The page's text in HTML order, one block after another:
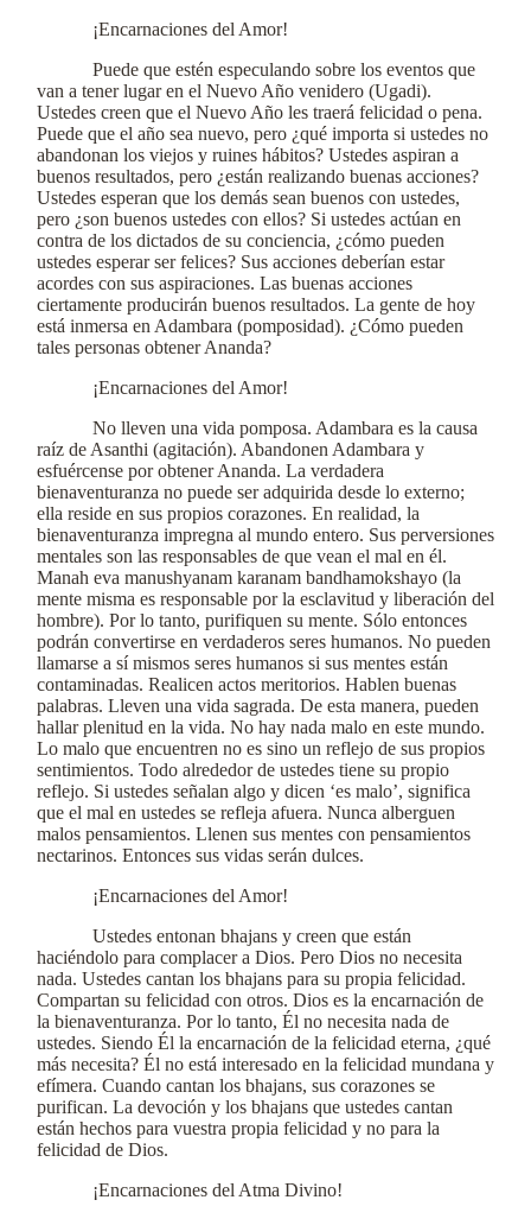
¡Encarnaciones del Amor!
Puede que estén especulando sobre los eventos que
van a tener lugar en el Nuevo Año venidero (Ugadi).
Ustedes creen que el Nuevo Año les traerá felicidad o pena.
Puede que el año sea nuevo, pero ¿qué importa si ustedes no
abandonan los viejos y ruines hábitos? Ustedes aspiran a
buenos resultados, pero ¿están realizando buenas acciones?
Ustedes esperan que los demás sean buenos con ustedes,
pero ¿son buenos ustedes con ellos? Si ustedes actúan en
contra de los dictados de su conciencia, ¿cómo pueden
ustedes esperar ser felices? Sus acciones deberían estar
acordes con sus aspiraciones. Las buenas acciones
ciertamente producirán buenos resultados. La gente de hoy
está inmersa en Adambara (pomposidad). ¿Cómo pueden
tales personas obtener Ananda?
¡Encarnaciones del Amor!
No lleven una vida pomposa. Adambara es la causa
raíz de Asanthi (agitación). Abandonen Adambara y
esfuércense por obtener Ananda. La verdadera
bienaventuranza no puede ser adquirida desde lo externo;
ella reside en sus propios corazones. En realidad, la
bienaventuranza impregna al mundo entero. Sus perversiones
mentales son las responsables de que vean el mal en él.
Manah eva manushyanam karanam bandhamokshayo (la
mente misma es responsable por la esclavitud y liberación del
hombre). Por lo tanto, purifiquen su mente. Sólo entonces
podrán convertirse en verdaderos seres humanos. No pueden
llamarse a sí mismos seres humanos si sus mentes están
contaminadas. Realicen actos meritorios. Hablen buenas
palabras. Lleven una vida sagrada. De esta manera, pueden
hallar plenitud en la vida. No hay nada malo en este mundo.
Lo malo que encuentren no es sino un reflejo de sus propios
sentimientos. Todo alrededor de ustedes tiene su propio
reflejo. Si ustedes señalan algo y dicen ‘es malo’, significa
que el mal en ustedes se refleja afuera. Nunca alberguen
malos pensamientos. Llenen sus mentes con pensamientos
nectarinos. Entonces sus vidas serán dulces.
¡Encarnaciones del Amor!
Ustedes entonan bhajans y creen que están
haciéndolo para complacer a Dios. Pero Dios no necesita
nada. Ustedes cantan los bhajans para su propia felicidad.
Compartan su felicidad con otros. Dios es la encarnación de
la bienaventuranza. Por lo tanto, Él no necesita nada de
ustedes. Siendo Él la encarnación de la felicidad eterna, ¿qué
más necesita? Él no está interesado en la felicidad mundana y
efímera. Cuando cantan los bhajans, sus corazones se
purifican. La devoción y los bhajans que ustedes cantan
están hechos para vuestra propia felicidad y no para la
felicidad de Dios.
¡Encarnaciones del Atma Divino!